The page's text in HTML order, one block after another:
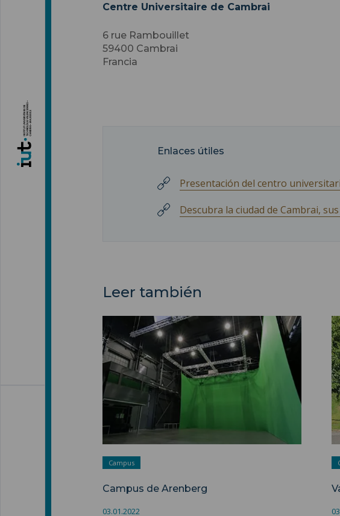
Centre Universitaire de Cambrai
6 rue Rambouillet
59400 Cambrai
Francia
Enlaces útiles
Presentación del centro
Descubra la ciudad de Cambrai,
Leer también
Campus de Arenberg ">
Campus
Campus de Arenberg
03.01.2022